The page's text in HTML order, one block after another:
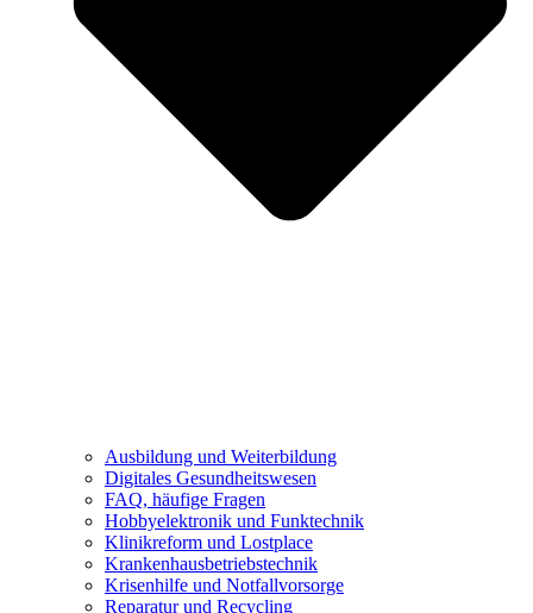
Ausbildung und Weiterbildung
Digitales Gesundheitswesen
FAQ, häufige Fragen
Hobbyelektronik und Funktechnik
Klinikreform und Lostplace
Krankenhausbetriebstechnik
Krisenhilfe und Notfallvorsorge
Reparatur und Recycling